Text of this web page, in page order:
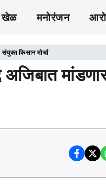
खेळ मनोरंजन
किसान मोर्चा